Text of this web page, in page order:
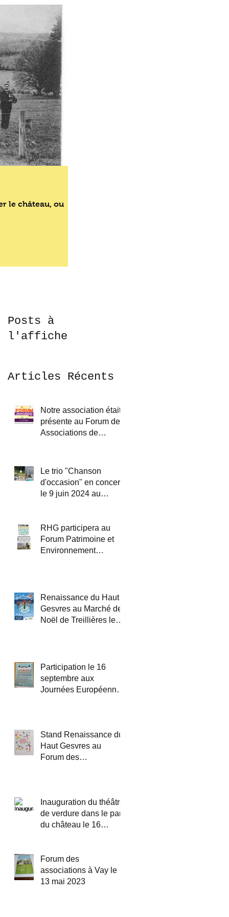
le château, ou
Posts à
l'affiche
Articles Récents
Notre association était
présente au Forum des
Associations de
Le trio "Chanson
d'occasion" en concert
le 9 juin 2024 au
Haut Gesvres.
RHG participera au
Forum Patrimoine et
Environnement
Renaissance du Haut
Gesvres au Marché de
Noël de Treillières le
Participation le 16
septembre aux
Journées Européennes
Stand Renaissance du
Haut Gesvres au
Forum des
Inauguration du théâtre
de verdure dans le parc
du château le 16
Forum des
associations à Vay le
13 mai 2023